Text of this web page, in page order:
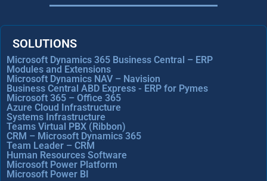
SOLUTIONS
Microsoft Dynamics 365 Business Central – ERP
Modules and Extensions
Microsoft Dynamics NAV – Navision
Business Central ABD Express - ERP for Pymes
Microsoft 365 – Office 365
Azure Cloud Infrastructure
Systems Infrastructure
Teams Virtual PBX (Ribbon)
CRM – Microsoft Dynamics 365
Team Leader – CRM
Human Resources Software
Microsoft Power Platform
Microsoft Power BI